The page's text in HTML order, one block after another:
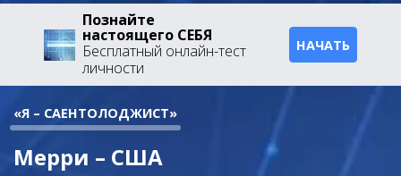
Познайте
настоящего СЕБЯ
Бесплатный онлайн-тест
личности
НАЧАТЬ
«Я – САЕНТОЛОДЖИСТ»
Мерри – США